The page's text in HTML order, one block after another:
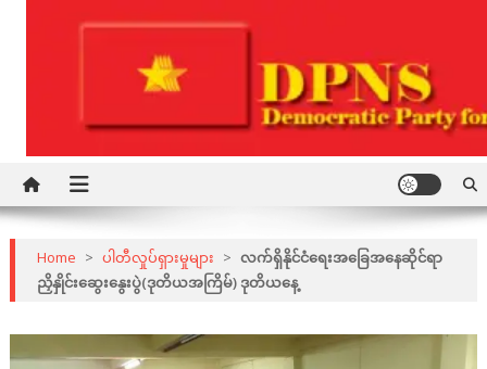
DPNS
Home > ပါတီလှုပ်ရှားမှုများ > လက်ရှိနိုင်ငံရေးအခြေအနေဆိုင်ရာ
ညှိနှိုင်းဆွေးနွေးပွဲ(ဒုတိယအကြိမ်) ဒုတိယနေ့